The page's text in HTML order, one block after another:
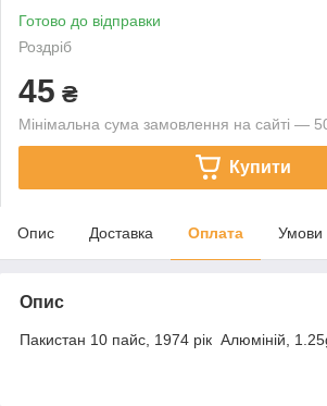
Готово до відправки
Роздріб
45 ₴
Мінімальна сума замовлення на сайті —
Купити
Опис Доставка Оплата Умови
Опис
Пакистан 10 пайс, 1974 рік Алюміній,